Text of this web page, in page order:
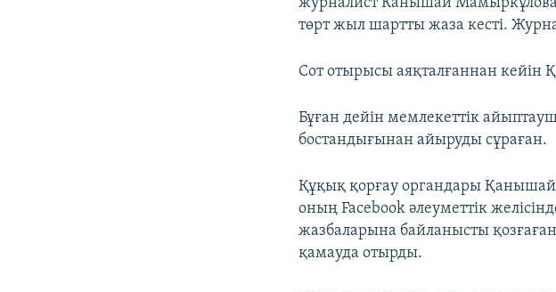
төрт жыл шартты жаза кесті.
Сот отырысы аяқталғаннан
Бұған дейін мемлекеттік
бостандығынан айыруды сұраған.
Құқық қорғау органдары
оның Facebook әлеуметтік
жазбаларына байланысты
қамауда отырды.